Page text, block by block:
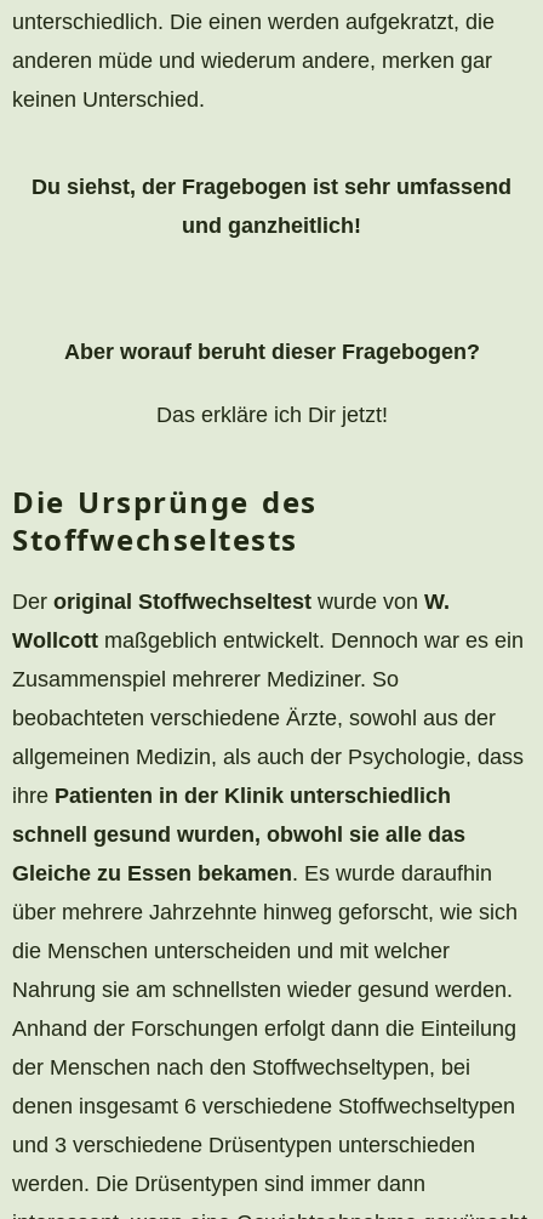
unterschiedlich. Die einen werden aufgekratzt, die
anderen müde und wiederum andere, merken gar
keinen Unterschied.
Du siehst, der Fragebogen ist sehr umfassend
und ganzheitlich!
Aber worauf beruht dieser Fragebogen?
Das erkläre ich Dir jetzt!
Die Ursprünge des
Stoffwechseltests
Der original Stoffwechseltest wurde von W.
Wollcott maßgeblich entwickelt. Dennoch war es ein
Zusammenspiel mehrerer Mediziner. So
beobachteten verschiedene Ärzte, sowohl aus der
allgemeinen Medizin, als auch der Psychologie, dass
ihre Patienten in der Klinik unterschiedlich
schnell gesund wurden, obwohl sie alle das
Gleiche zu Essen bekamen. Es wurde daraufhin
über mehrere Jahrzehnte hinweg geforscht, wie sich
die Menschen unterscheiden und mit welcher
Nahrung sie am schnellsten wieder gesund werden.
Anhand der Forschungen erfolgt dann die Einteilung
der Menschen nach den Stoffwechseltypen, bei
denen insgesamt 6 verschiedene Stoffwechseltypen
und 3 verschiedene Drüsentypen unterschieden
werden. Die Drüsentypen sind immer dann